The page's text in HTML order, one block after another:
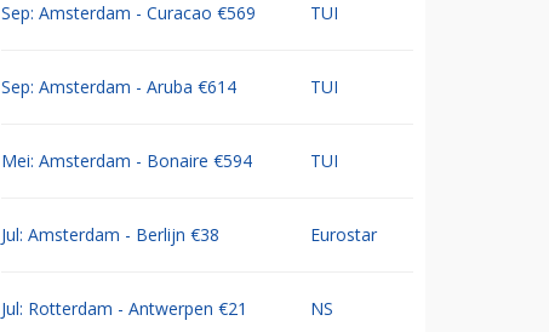
Sep: Amsterdam - Curacao €569 TUI
Sep: Amsterdam - Aruba €614 TUI
Mei: Amsterdam - Bonaire €594 TUI
Jul: Amsterdam - Berlijn €38 Eurostar
Jul: Rotterdam - Antwerpen €21 NS